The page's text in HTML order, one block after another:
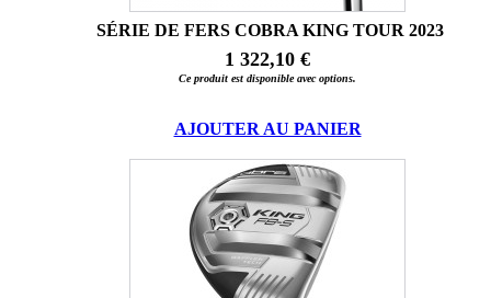
SÉRIE DE FERS COBRA KING TOUR 2023
1 322,10 €
Ce produit est disponible avec options.
AJOUTER AU PANIER